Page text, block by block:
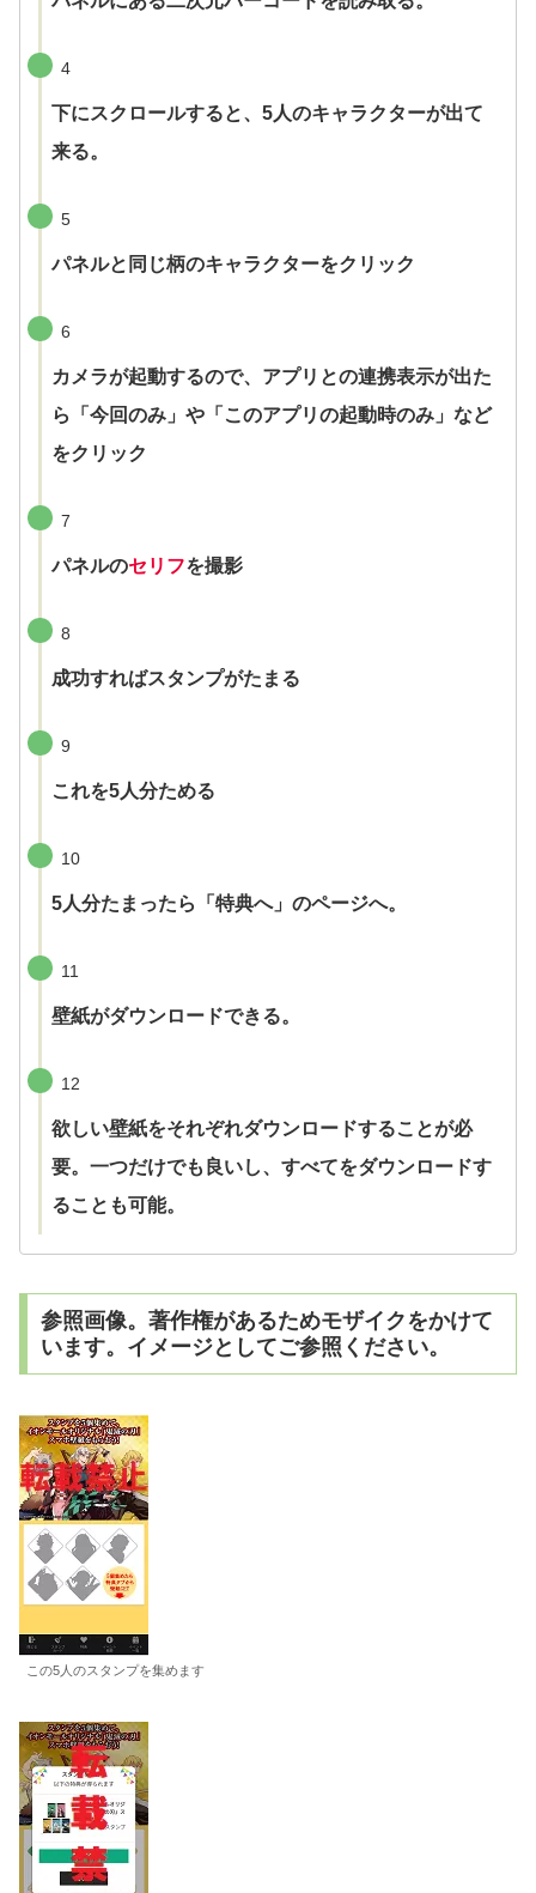
4
下にスクロールすると、5人のキャラクターが出て
来る。
5
パネルと同じ柄のキャラクターをクリック
6
カメラが起動するので、アプリとの連携表示が出た
ら「今回のみ」や「このアプリの起動時のみ」など
をクリック
7
パネルのセリフを撮影
8
成功すればスタンプがたまる
9
これを5人分ためる
10
5人分たまったら「特典へ」のページへ。
11
壁紙がダウンロードできる。
12
欲しい壁紙をそれぞれダウンロードすることが必
要。一つだけでも良いし、すべてをダウンロードす
ることも可能。
参照画像。著作権があるためモザイクをかけて
います。イメージとしてご参照ください。
この5人のスタンプを集めます